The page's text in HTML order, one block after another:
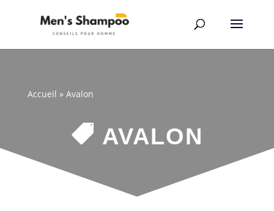
Accueil » Avalon
 AVALON